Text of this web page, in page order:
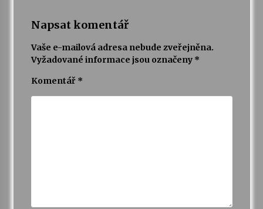
14. 7. 2026
Za kulturou kousek za Humpolec. V Želivě ožije
odkaz Josefa Čapka
Napsat komentář
Vaše e-mailová adresa nebude zveřejněna.
Vyžadované informace jsou označeny *
Komentář *